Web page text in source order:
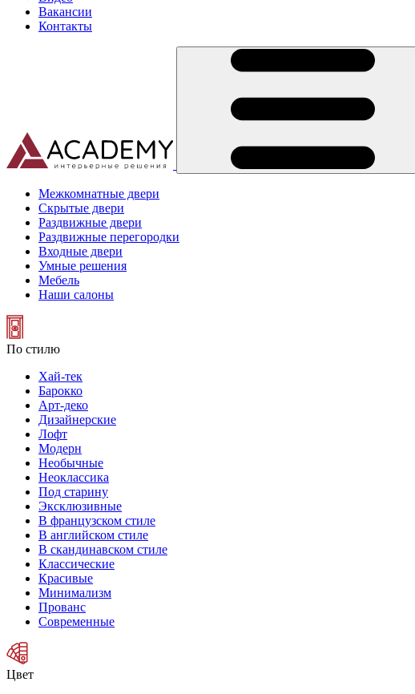
Вакансии
Контакты
Межкомнатные двери
Скрытые двери
Раздвижные двери
Раздвижные перегородки
Входные двери
Умные решения
Мебель
Наши салоны
По стилю
Хай-тек
Барокко
Арт-деко
Дизайнерские
Лофт
Модерн
Необычные
Неоклассика
Под старину
Эксклюзивные
В французском стиле
В английском стиле
В скандинавском стиле
Классические
Красивые
Минимализм
Прованс
Современные
Цвет